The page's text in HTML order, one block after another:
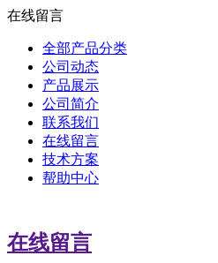
在线留言
全部产品分类
公司动态
产品展示
公司简介
联系我们
在线留言
技术方案
帮助中心
在线留言